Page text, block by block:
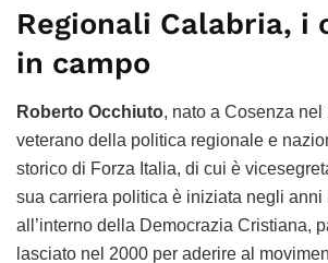
Regionali Calabria, i
in campo
Roberto Occhiuto, nato a Cosenza nel
veterano della politica regionale e
storico di Forza Italia, di cui è
sua carriera politica è iniziata negli anni
all’interno della Democrazia Cristiana,
lasciato nel 2000 per aderire al